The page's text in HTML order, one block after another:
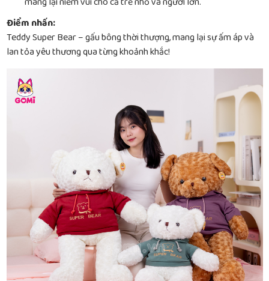
Điểm nhấn:
Teddy Super Bear – gấu bông thời thượng, mang lại sự ấm áp và
lan tỏa yêu thương qua từng khoảnh khắc!